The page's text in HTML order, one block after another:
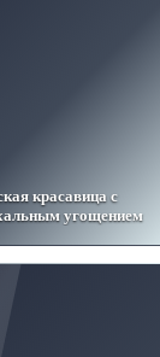
красавица с
угощением